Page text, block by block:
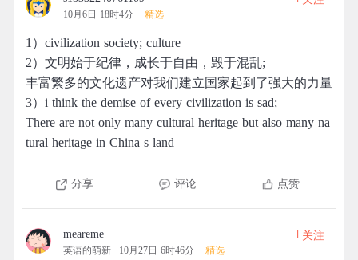
10月6日 18时4分 精选
1）civilization society; culture
2）文明始于纪律，成长于自由，毁于混乱;
丰富繁多的文化遗产对我们建立国家起到了强大的力量
3）i think the demise of every civilization is sad;
There are not only many cultural heritage but also many na
tural heritage in China s land
分享 评论 点赞
meareme
英语的萌新 10月27日 6时46分 精选
+关注